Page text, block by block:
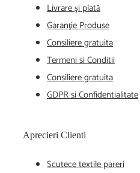
Livrare şi plată
Garanţie Produse
Consiliere gratuita
Termeni si Conditii
Consiliere gratuita
GDPR si Confidentialitate
Aprecieri Clienti
Scutece textile pareri